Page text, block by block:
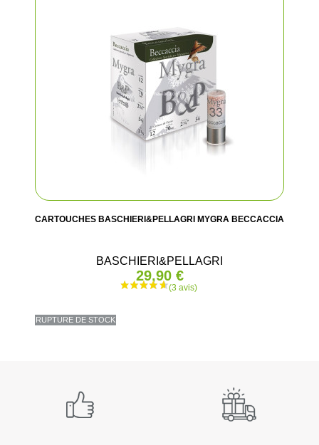
CARTOUCHES BASCHIERI&PELLAGRI MYGRA BECCACCIA
BASCHIERI&PELLAGRI
29,90 €
RUPTURE DE STOCK